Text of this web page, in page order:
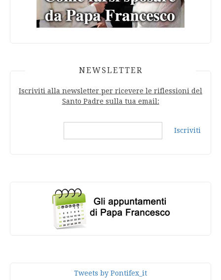
NEWSLETTER
Iscriviti alla newsletter per ricevere le riflessioni del
Santo Padre sulla tua email:
Iscriviti
Tweets by Pontifex_it